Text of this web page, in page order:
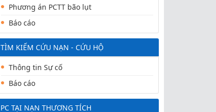
Phương án PCTT bão lụt
Báo cáo
TÌM KIẾM CỨU NẠN - CỨU HỘ
Thông tin Sự cố
Báo cáo
PC TẠI NẠN THƯƠNG TÍCH